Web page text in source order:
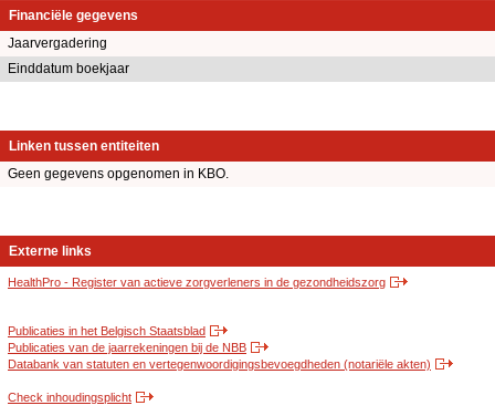
Financiële gegevens
Jaarvergadering
Einddatum boekjaar
Linken tussen entiteiten
Geen gegevens opgenomen in KBO.
Externe links
HealthPro - Register van actieve zorgverleners in de gezondheidszorg
Publicaties in het Belgisch Staatsblad
Publicaties van de jaarrekeningen bij de NBB
Databank van statuten en vertegenwoordigingsbevoegdheden (notariële akten)
Check inhoudingsplicht